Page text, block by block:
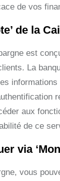
de vos
de la
est
La
aux
de ce
via
vous